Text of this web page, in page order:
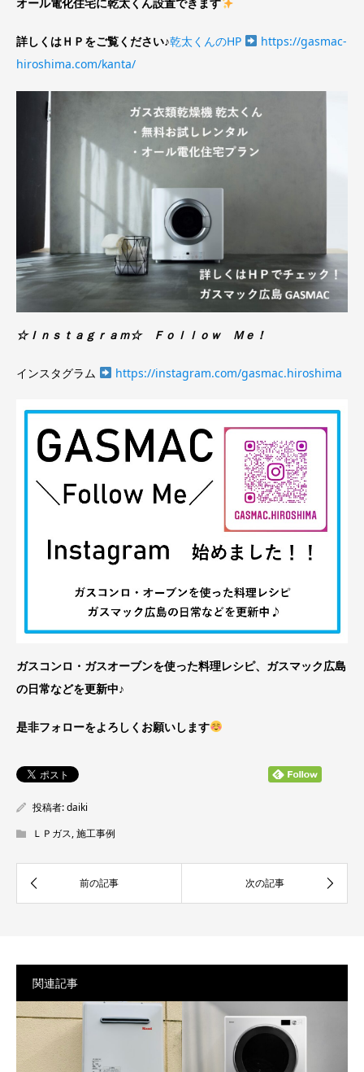
詳しくはＨＰをご覧ください♪乾太くんのHP
https://gasmac-
hiroshima.com/kanta/
☆Ｉｎｓｔａｇｒａｍ☆ Ｆｏｌｌｏｗ Ｍｅ！
インスタグラム https://instagram.com/gasmac.hiroshima
ガスコンロ・ガスオーブンを使った料理レシピ、ガスマック広島
の日常などを更新中♪
是非フォローをよろしくお願いします
投稿者:daiki
ＬＰガス,施工事例
関連記事